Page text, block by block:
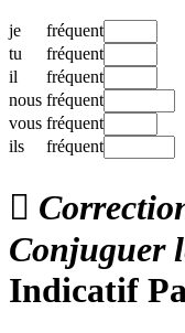
je
fréquent
tu
fréquent
il
fréquent
nous fréquent
vous fréquent
ils
fréquent

Conjuguer
Indicatif